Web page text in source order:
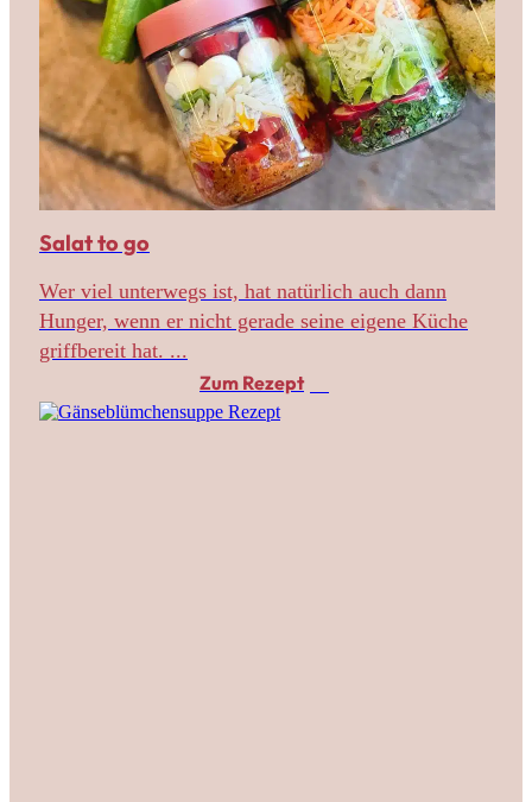
Salat to go
Wer viel unterwegs ist, hat natürlich auch dann
Hunger, wenn er nicht gerade seine eigene Küche
griffbereit hat. ...
Zum Rezept